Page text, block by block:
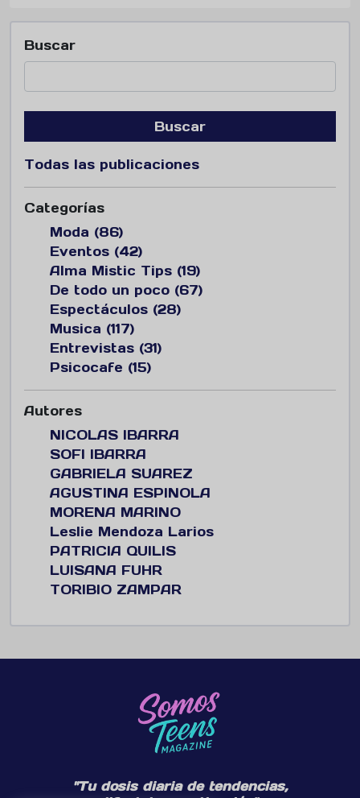
Buscar
Buscar
Todas las publicaciones
Categorías
Moda (86)
Eventos (42)
Alma Mistic Tips (19)
De todo un poco (67)
Espectáculos (28)
Musica (117)
Entrevistas (31)
Psicocafe (15)
Autores
NICOLAS IBARRA
SOFI IBARRA
GABRIELA SUAREZ
AGUSTINA ESPINOLA
MORENA MARINO
Leslie Mendoza Larios
PATRICIA QUILIS
LUISANA FUHR
TORIBIO ZAMPAR
"Tu dosis diaria de tendencias,